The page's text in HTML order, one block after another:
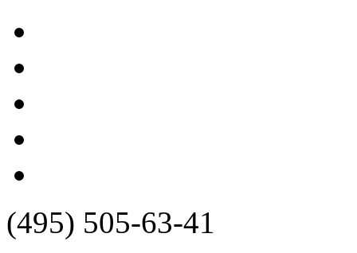
(495) 505-63-41